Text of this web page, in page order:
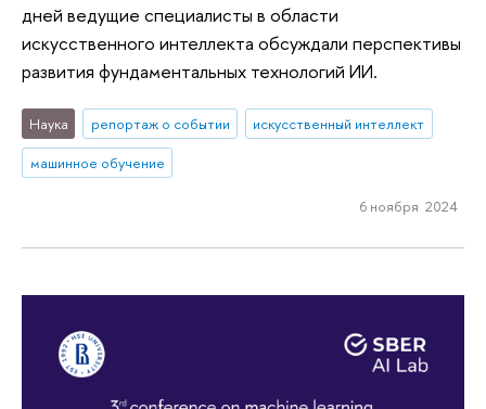
дней ведущие специалисты в области
искусственного интеллекта обсуждали перспективы
развития фундаментальных технологий ИИ.
Наука репортаж о событии
искусственный интеллект
машинное обучение
6 ноября 2024